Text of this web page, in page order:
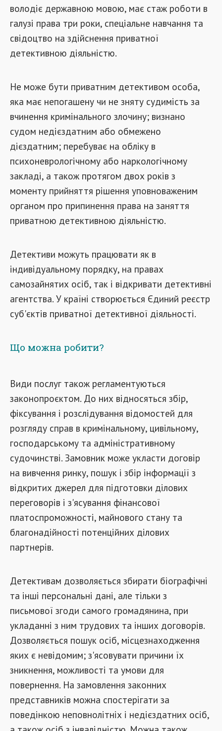
володіє державною мовою, має стаж роботи в
галузі права три роки, спеціальне навчання та
свідоцтво на здійснення приватної
детективною діяльністю.
Не може бути приватним детективом особа,
яка має непогашену чи не зняту судимість за
вчинення кримінального злочину; визнано
судом недієздатним або обмежено
дієздатним; перебуває на обліку в
психоневрологічному або наркологічному
закладі, а також протягом двох років з
моменту прийняття рішення уповноваженим
органом про припинення права на заняття
приватною детективною діяльністю.
Детективи можуть працювати як в
індивідуальному порядку, на правах
самозайнятих осіб, так і відкривати детективні
агентства. У країні створюється Єдиний реєстр
суб'єктів приватної детективної діяльності.
Що можна робити?
Види послуг також регламентуються
законопроєктом. До них відносяться збір,
фіксування і розслідування відомостей для
розгляду справ в кримінальному, цивільному,
господарському та адміністративному
судочинстві. Замовник може укласти договір
на вивчення ринку, пошук і збір інформації з
відкритих джерел для підготовки ділових
переговорів і з'ясування фінансової
платоспроможності, майнового стану та
благонадійності потенційних ділових
партнерів.
Детективам дозволяється збирати біографічні
та інші персональні дані, але тільки з
письмової згоди самого громадянина, при
укладанні з ним трудових та інших договорів.
Дозволяється пошук осіб, місцезнаходження
яких є невідомим; з'ясовувати причини їх
зникнення, можливості та умови для
повернення. На замовлення законних
представників можна спостерігати за
поведінкою неповнолітніх і недієздатних осіб,